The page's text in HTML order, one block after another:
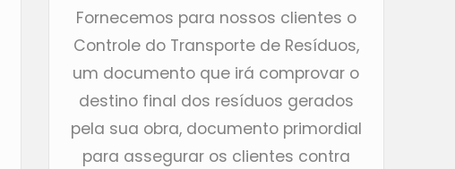
Fornecemos para nossos clientes o
Controle do Transporte de Resíduos,
um documento que irá comprovar o
destino final dos resíduos gerados
pela sua obra, documento primordial
para assegurar os clientes contra